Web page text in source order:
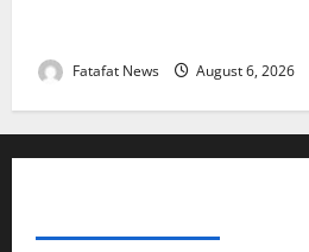
Fatafat News August 6, 2026